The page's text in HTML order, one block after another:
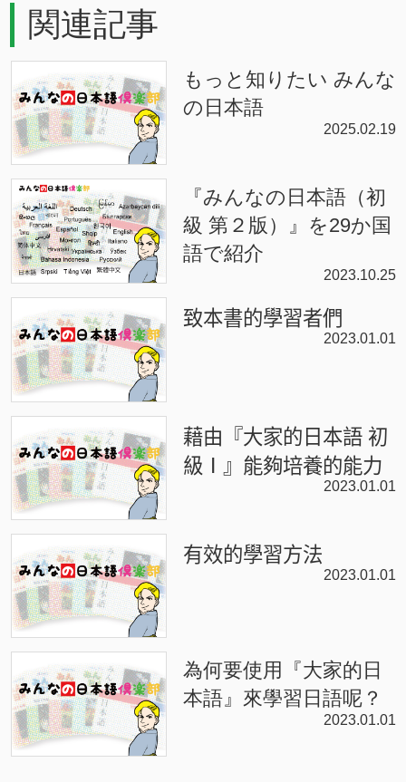
関連記事
もっと知りたい みんな
の日本語
2025.02.19
『みんなの日本語（初
級 第２版）』を29か国
語で紹介
2023.10.25
致本書的學習者們
2023.01.01
藉由『大家的日本語 初
級Ⅰ』能夠培養的能力
2023.01.01
有效的學習方法
2023.01.01
為何要使用『大家的日
本語』來學習日語呢？
2023.01.01